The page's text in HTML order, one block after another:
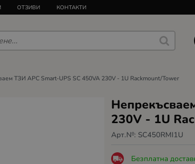
ОТЗИВИ КОНТАКТИ
ТЗИ APC Smart-UPS SC 450VA 230V - 1U Rackmount/Tower
230V - 1U
Арт.№: SC450RMI1U
Безплатна